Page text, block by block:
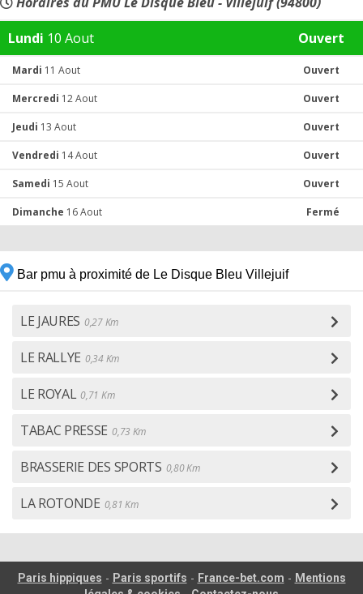
Lundi 10 Aout Ouvert
Mardi 11 Aout Ouvert
Mercredi 12 Aout Ouvert
Jeudi 13 Aout Ouvert
Vendredi 14 Aout Ouvert
Samedi 15 Aout Ouvert
Dimanche 16 Aout Fermé
Bar pmu à proximité de Le Disque Bleu Villejuif
LE JAURES 0,27 Km
LE RALLYE 0,34 Km
LE ROYAL 0,71 Km
TABAC PRESSE 0,73 Km
BRASSERIE DES SPORTS 0,80 Km
LA ROTONDE 0,81 Km
Paris hippiques - Paris sportifs - France-bet.com - Mentions